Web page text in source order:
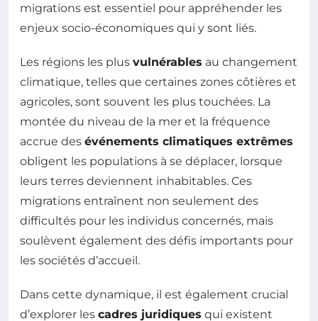
migrations est essentiel pour appréhender les
enjeux socio-économiques qui y sont liés.
Les régions les plus vulnérables au changement
climatique, telles que certaines zones côtières et
agricoles, sont souvent les plus touchées. La
montée du niveau de la mer et la fréquence
accrue des événements climatiques extrêmes
obligent les populations à se déplacer, lorsque
leurs terres deviennent inhabitables. Ces
migrations entraînent non seulement des
difficultés pour les individus concernés, mais
soulèvent également des défis importants pour
les sociétés d’accueil.
Dans cette dynamique, il est également crucial
d’explorer les cadres juridiques qui existent